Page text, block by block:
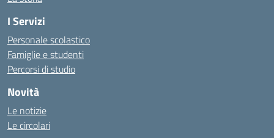
I Servizi
Personale scolastico
Famiglie e studenti
Percorsi di studio
Novità
Le notizie
Le circolari